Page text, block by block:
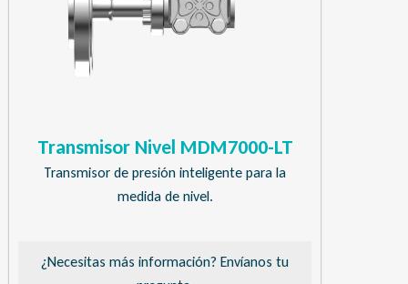
Transmisor Nivel MDM7000-LT
Transmisor de presión inteligente para la
medida de nivel.
¿Necesitas más información? Envíanos tu